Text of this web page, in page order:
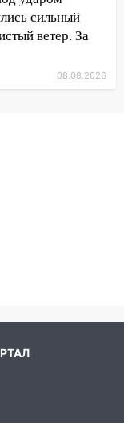
шесть
ещё
покажут
для
сильный
ветер. За
08.08.2026